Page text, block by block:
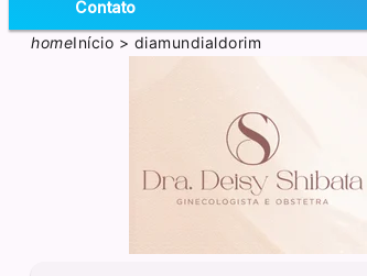
Contato
homeInício > diamundialdorim